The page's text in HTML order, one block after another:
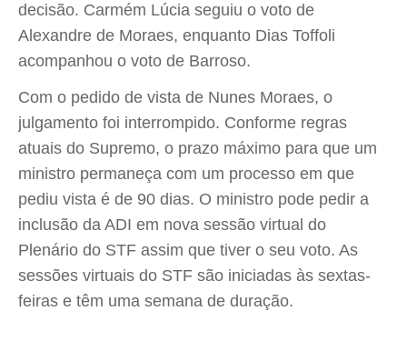
decisão. Carmém Lúcia seguiu o voto de
Alexandre de Moraes, enquanto Dias Toffoli
acompanhou o voto de Barroso.
Com o pedido de vista de Nunes Moraes, o
julgamento foi interrompido. Conforme regras
atuais do Supremo, o prazo máximo para que um
ministro permaneça com um processo em que
pediu vista é de 90 dias. O ministro pode pedir a
inclusão da ADI em nova sessão virtual do
Plenário do STF assim que tiver o seu voto. As
sessões virtuais do STF são iniciadas às sextas-
feiras e têm uma semana de duração.